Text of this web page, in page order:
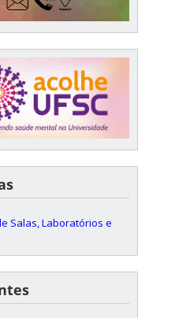
Salas, Laboratórios e